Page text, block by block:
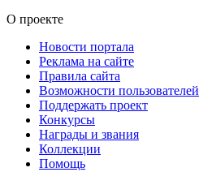
О проекте
Новости портала
Реклама на сайте
Правила сайта
Возможности пользователей
Поддержать проект
Конкурсы
Награды и звания
Коллекции
Помощь